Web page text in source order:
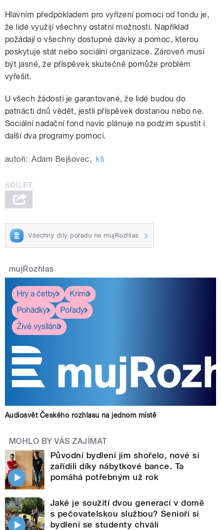
Hlavním předpokladem pro vyřízení pomoci od fondu je,
že lidé využijí všechny ostatní možnosti. Například
požádají o všechny dostupné dávky a pomoc, kterou
poskytuje stát nebo sociální organizace. Zároveň musí
být jasné, že příspěvek skutečně pomůže problém
vyřešit.
U všech žádostí je garantované, že lidé budou do
patnácti dnů vědět, jestli příspěvek dostanou nebo ne.
Sociální nadační fond navíc plánuje na podzim spustit i
další dva programy pomoci.
autoři: Adam Bejšovec, kš
Všechny díly pořadu na mujRozhlas
mujRozhlas
Hry a četby
Krimi
Pohádky
Pořady
Živé vysílání
Audiosvět Českého rozhlasu na jednom místě
MOHLO BY VÁS ZAJÍMAT
Původní bydlení jim shořelo, nové si
zařídili díky nábytkové bance. Ta
pomáhá potřebným už rok
Jaké je soužití dvou generací v domě
s pečovatelskou službou? Senioři si
bydlení se studenty chválí